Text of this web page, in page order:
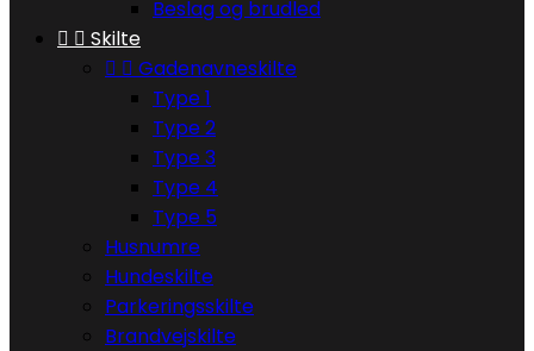
Beslag og brudled
  Skilte
  Gadenavneskilte
Type 1
Type 2
Type 3
Type 4
Type 5
Husnumre
Hundeskilte
Parkeringsskilte
Brandvejskilte